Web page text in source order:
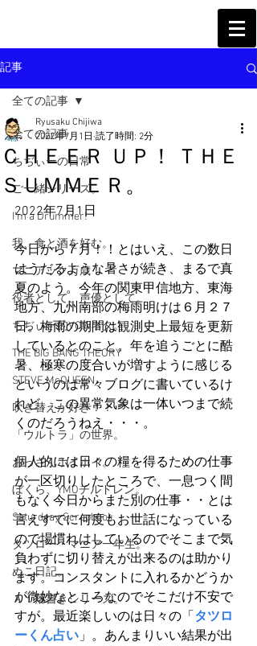
記事
全ての記事
ちぢぃーの日常
ご一緒シリーズ。
I'm a Drummer!
我、食と酒を好む。
マニアック万歳！
役者として、声優として。
ちぢぃー的VOWネタ。
THE BIG BANG THEORY
STEVE McQUEEN
吹き替えが好き！！
「ウルトラ」の世界。
おっさんホイホイ。
ぼくら、YMOチルドレン。
Saturdeay Scrapbook
タツロー・マニア一年生。
ぬこ日記。
ＡＩ落書きシリーズ。
全ての記事
ＣＨＥＥＲ ＵＰ！ ＴＨＥ
ＳＵＭＭＥＲ。
Ryusaku Chijiwa
2022年7月1日 読了時間: 2分
2022年7月1日
今日から７月！！とはいえ、この数日
はうだるような暑さが続き、まるで真
夏のよう。今年の関東甲信地方、東海
地方、九州南部の梅雨明けは６月２７
日。梅雨の期間は観測史上最短を更新
しているとのこと。年を追うごとに酷
暑、極寒の度合いが増すように感じる
というのは常々ブログに書いているけ
れど、この異常気象は一体いつまで続
くのだろうねえ・・・。
個人的には日々の糧を得るための仕事
が一区切りしたところで、一息つく間
もなく今日からまた別の仕事・・とは
言えすでに何度もお世話になっている
ので場慣れはしているのでそこまで気
負わずに切り替えが出来るのは助かり
ます。コンスタントに入れるかどうか
が微妙なところなのでそこだけ不安で
すが。最近楽しいのは日々の「 タツロ
ーくん占い」。あんまりいい結果が出